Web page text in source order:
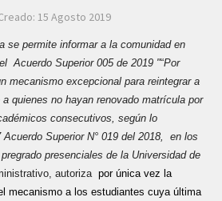
15 Agosto 2019
se permite informar a la comunidad en
Acuerdo Superior 005 de 2019 "“Por
mecanismo excepcional para reintegrar a
quienes no hayan renovado matrícula por
consecutivos, según lo
Superior N° 019 del 2018, en los
presenciales de la Universidad de
autoriza por única vez la
mecanismo a los estudiantes cuya última